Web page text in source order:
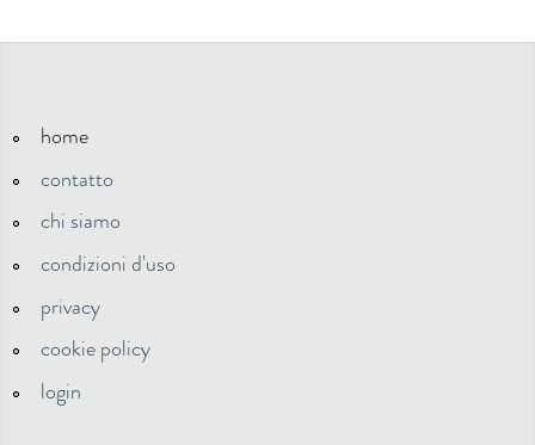
home
contatto
chi siamo
condizioni d'uso
privacy
cookie policy
login